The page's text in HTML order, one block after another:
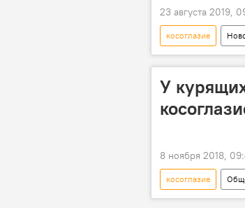
23 августа 2019,
косоглазие
смартфон
У
8 ноября 2018,
косоглазие